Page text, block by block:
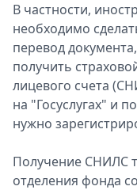
В частности,
необходимо
перевод
получить
лицевого счета
на "Госуслугах" и
нужно
Получение СНИЛС
отделения фонда